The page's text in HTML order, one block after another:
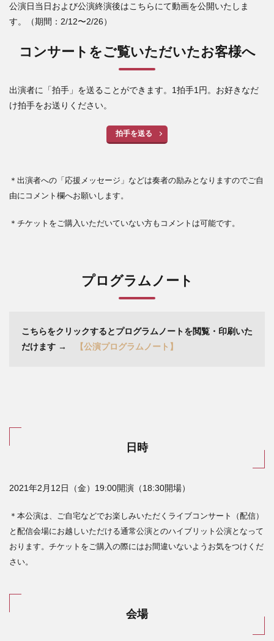
公演日当日および公演終演後はこちらにて動画を公開いたしま
す。（期間：2/12〜2/26）
コンサートをご覧いただいたお客様へ
出演者に「拍手」を送ることができます。1拍手1円。お好きなだ
け拍手をお送りください。
拍手を送る
＊出演者への「応援メッセージ」などは奏者の励みとなりますのでご自
由にコメント欄へお願いします。
＊チケットをご購入いただいていない方もコメントは可能です。
プログラムノート
こちらをクリックするとプログラムノートを閲覧・印刷いた
だけます → 【公演プログラムノート】
日時
2021年2 月 12日（金）19:00開演（18:30開場）
＊本公演は、ご自宅などでお楽しみいただくライブコンサート（配信）
と配信会場にお越しいただける通常公演とのハイブリット公演となって
おります。チケットをご購入の際にはお間違いないようお気をつけくだ
さい。
会場